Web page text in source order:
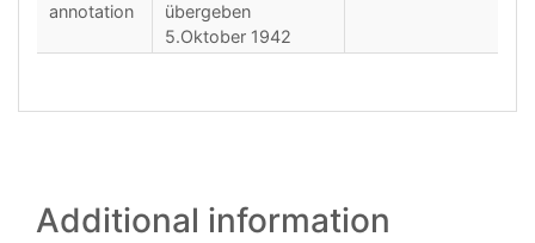
annotation
übergeben
5.Oktober 1942
Additional information